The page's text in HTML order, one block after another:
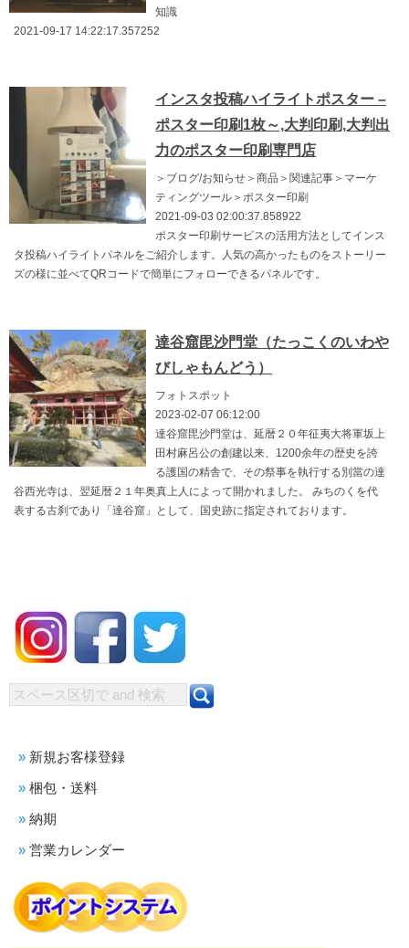
知識
2021-09-17 14:22:17.357252
インスタ投稿ハイライトポスター –
ポスター印刷1枚～,大判印刷,大判出
力のポスター印刷専門店
＞ブログ/お知らせ＞商品＞関連記事＞マーケ
ティングツール＞ポスター印刷
2021-09-03 02:00:37.858922
ポスター印刷サービスの活用方法としてインス
タ投稿ハイライトパネルをご紹介します。人気の高かったものをストーリー
ズの様に並べてQRコードで簡単にフォローできるパネルです。
達谷窟毘沙門堂（たっこくのいわや
びしゃもんどう）
フォトスポット
2023-02-07 06:12:00
達谷窟毘沙門堂は、延暦２０年征夷大将軍坂上
田村麻呂公の創建以来、1200余年の歴史を誇
る護国の精舎で、その祭事を執行する別當の達
谷西光寺は、翌延暦２１年奥真上人によって開かれました。 みちのくを代
表する古刹であり「達谷窟」として、国史跡に指定されております。
新規お客様登録
梱包・送料
納期
営業カレンダー